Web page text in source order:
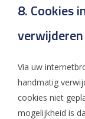
8. Cookies
verwijderen
Via uw
handmatig
cookies niet
mogelijkheid is